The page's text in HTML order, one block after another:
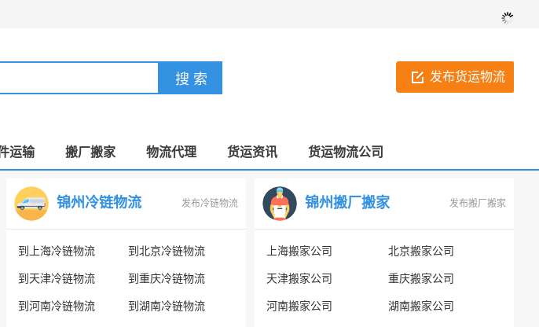
发布货运物流
运输 搬厂搬家 物流代理 货运资讯 货运物流公司
锦州冷链物流 发布冷链物流
到上海冷链物流 到北京冷链物流
到天津冷链物流 到重庆冷链物流
到河南冷链物流 到湖南冷链物流
锦州搬厂搬家 发布搬厂搬家
上海搬家公司 北京搬家公司
天津搬家公司 重庆搬家公司
河南搬家公司 湖南搬家公司